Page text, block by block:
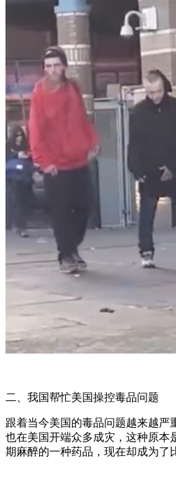
二、我国帮忙美国操控毒品问题
跟着当今美国的毒品问题越来越严
也在美国开端众多成灾，这种原本
期麻醉的一种药品，现在却成为了